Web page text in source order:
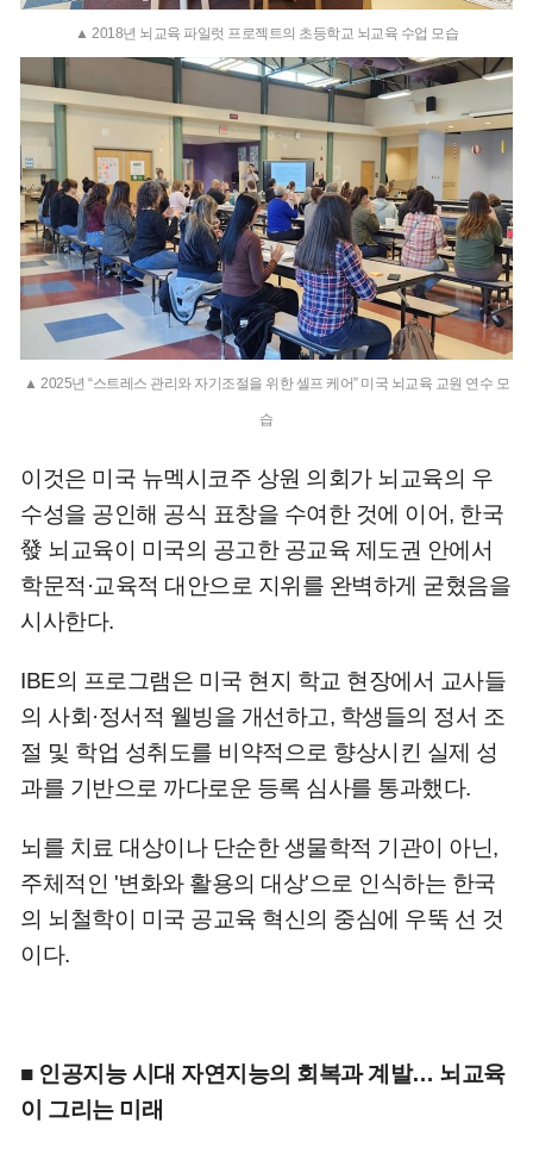
▲ 2018년 뇌교육 파일럿 프로젝트의 초등학교 뇌교육 수업 모습
▲ 2025년 “스트레스 관리와 자기조절을 위한 셀프 케어” 미국 뇌교육 교원 연수 모
습
이것은 미국 뉴멕시코주 상원 의회가 뇌교육의 우
수성을 공인해 공식 표창을 수여한 것에 이어, 한국
發 뇌교육이 미국의 공고한 공교육 제도권 안에서
학문적·교육적 대안으로 지위를 완벽하게 굳혔음을
시사한다.
IBE의 프로그램은 미국 현지 학교 현장에서 교사들
의 사회·정서적 웰빙을 개선하고, 학생들의 정서 조
절 및 학업 성취도를 비약적으로 향상시킨 실제 성
과를 기반으로 까다로운 등록 심사를 통과했다.
뇌를 치료 대상이나 단순한 생물학적 기관이 아닌,
주체적인 '변화와 활용의 대상'으로 인식하는 한국
의 뇌철학이 미국 공교육 혁신의 중심에 우뚝 선 것
이다.
■ 인공지능 시대 자연지능의 회복과 계발… 뇌교육
이 그리는 미래